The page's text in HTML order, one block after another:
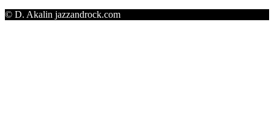
© D. Akalin jazzandrock.com